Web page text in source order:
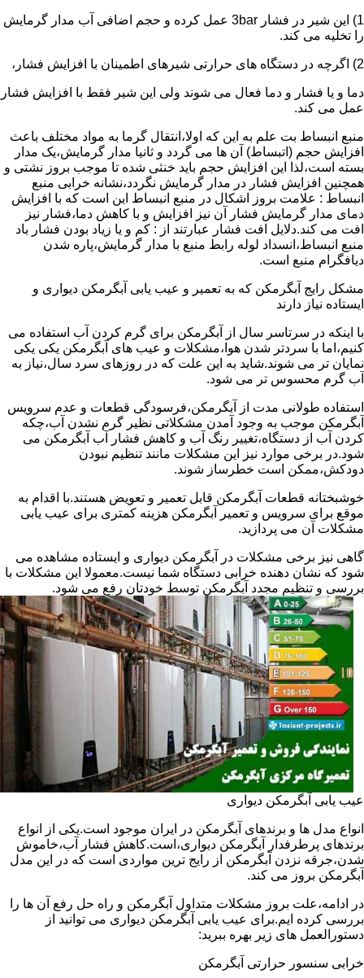
1) این شیر در فشار 3bar عمل کرده و حجم اضافی آب مدار گرمایش
را تخلیه می کند.
2) اگرچه در دستگاه های حرارتی شیرهای اطمینان با افزایش فشار،
دما و یا فشار و دما فعال می شوند ولی این شیر فقط با افزایش فشار
عمل می کند.
منبع انبساط بت علم به این که اولا،انتقال گرما به مواد مختلف باعث
افزایش حجم (اتبساط) آن ها می گردد و ثانیا مدار گرمایش،یک مدار
بسته است،لذا این افزایش حجم باید خنثی شده تا موجب بروز نشتی و
همچنین افزایش فشار در مدار گرمایش نگردد،نشانه خرابی منبع
انبساط : علامت بروز اشکال در منبع انبساط این است که با افزایش
دمای مدار گرمایش فشار آن نیز افزایش و با کاهش دما،فشار نیز
افت می کند.دلایل افت فشار عبارتند از : کم و یا زیاد بودن فشار باد
منبع انبساط،انسداد لوله رابط منبع با مدار گرمایش،پاره شدن
دیافگرام منبع است.
مشکل رایج آبگرمکن که به تعمیر و عیب یابی آبگرمکن دیواری و
ایستاده نیاز دارند
با اینکه در سرتاسر سال از آبگرمکن برای گرم کردن آب استفاده می
کنیم،اما با سردتر شدن هوا،مشکلات و عیب های آبگرمکن یکی یکی
نمایان تر می شوند.شاید به این علت که در روزهای سرد سال،نیاز به
آب گرم محسوس تر می شود.
استفاده طولانی مدت از آبگرمکن،فرسودگی قطعات و عدم سرویس
آبگرمکن موجب به وجود آمدن مشکلاتی نظیر گرم نشدن آب،چکه
کردن آب از دستگاه،تغییر رنگ آب و کاهش فشار آب آبگرمکن می
شود.در برخی موارد نیز این مشکلات مانند تنظیم نبودن
دودکش،ممکن است خطرساز شوند.
خوشبختانه قطعات آبگرمکن قابل تعمیر و تعویض هستند.با اقدام به
موقع برای سرویس و تعمیر آبگرمکن هزینه کمتری برای عیب یابی
مشکلات آن می پردازید.
گاهی نیز برخی مشکلات در آبگرمکن دیواری و ایستاده مشاهده می
شود که نشان دهنده خرابی دستگاه شما نیست.معمولا این مشکلات با
بررسی و تنظیم مجدد آبگرمکن توسط خودتان رفع می شود.
عیب یابی آبگرمکن دیواری
انواع مدل ها و برندهای آبگرمکن در ایران موجود است.یکی از انواع
برندهای پرطرفدار آبگرمکن دیواری،است.کاهش فشار آب،خاموش
شدن،جرقه نزدن آبگرمکن از رایج ترین مواردی است که در این مدل
آبگرمکن بروز می کند.
در ادامه،علت بروز مشکلات متداول آبگرمکن و راه حل رفع آن ها را
بررسی کرده ایم.برای عیب یابی آبگرمکن دیواری می توانید از
دستورالعمل های زیر بهره ببرید:
خرابی سنسور حرارتی آبگرمکن